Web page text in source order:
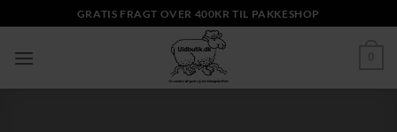
til
indhold
GRATIS FRAGT OVER 400KR TIL PAKKESHOP